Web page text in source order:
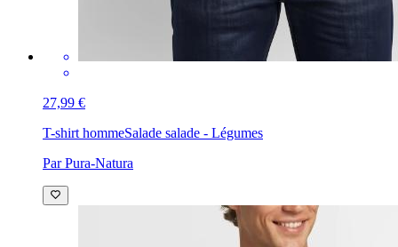
27,99 €
T-shirt hommeSalade salade - Légumes
Par Pura-Natura